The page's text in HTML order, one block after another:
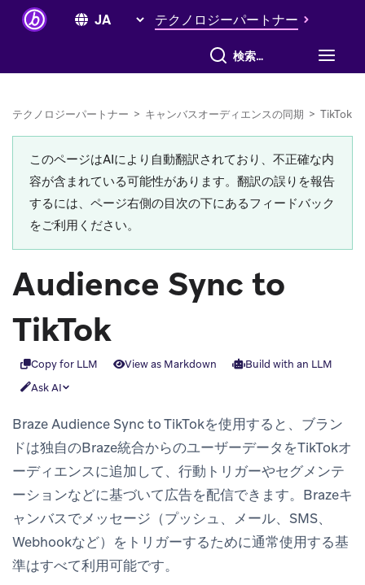
テクノロジーパートナー
すべて検索
テクノロジーパートナー > キャンバスオーディエンスの同期 > TikTok
このページはAIにより自動翻訳されており、不正確な内
容が含まれている可能性があります。翻訳の誤りを報告
するには、ページ右側の目次の下にあるフィードバック
をご利用ください。
Audience Sync to
TikTok
Copy for LLM View as Markdown
Build with an LLM
Ask AI
Braze Audience Sync to TikTokを使用すると、ブラン
ドは独自のBraze統合からのユーザーデータをTikTokオ
ーディエンスに追加して、行動トリガーやセグメンテ
ーションなどに基づいて広告を配信できます。Brazeキ
ャンバスでメッセージ（プッシュ、メール、SMS、
Webhookなど）をトリガーするために通常使用する基
準はすべて利用可能です。